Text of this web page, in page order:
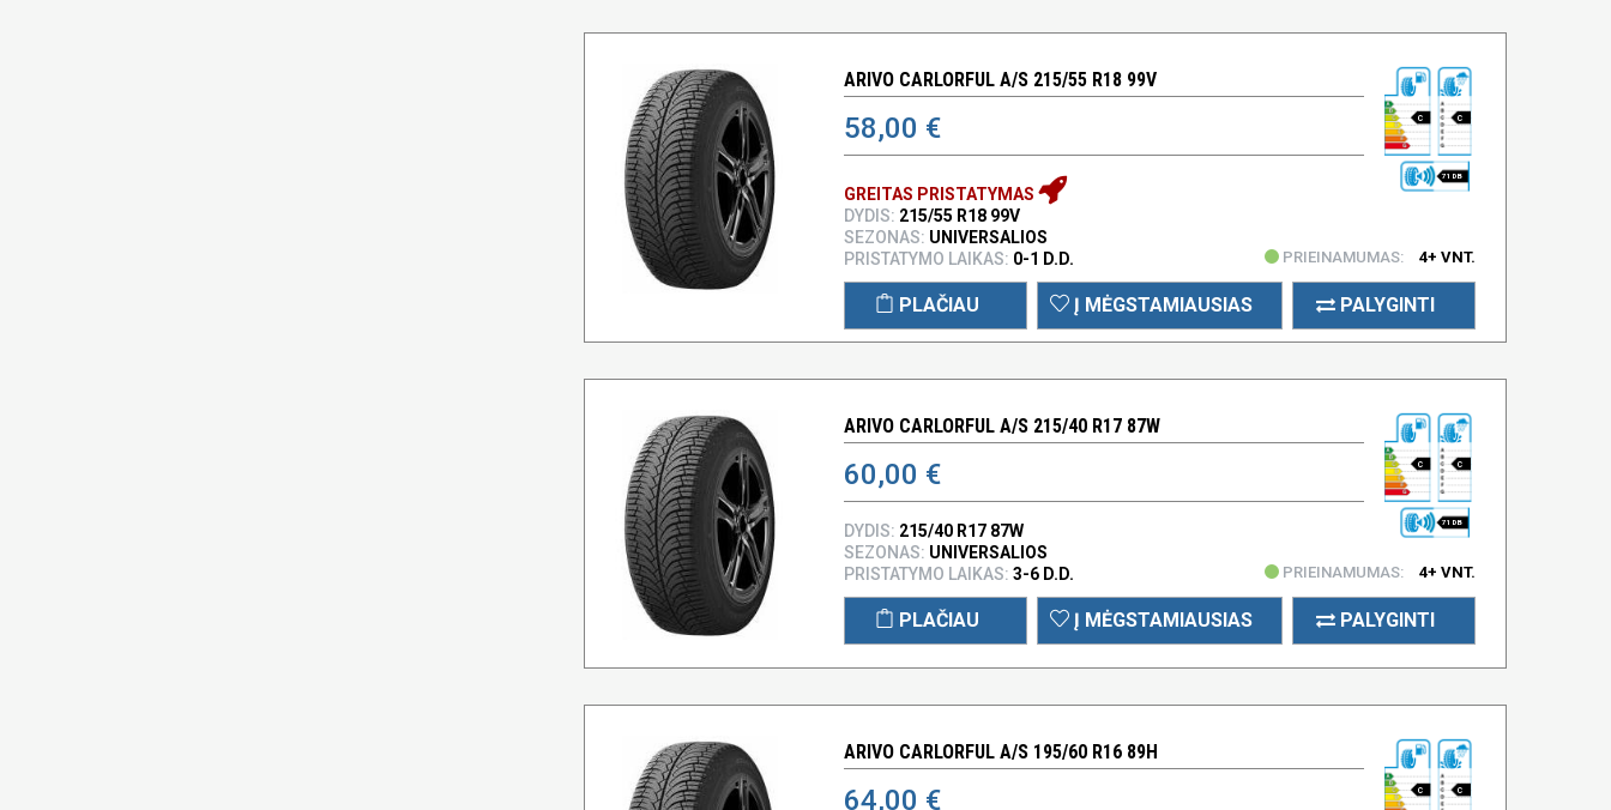
ARIVO CARLORFUL A/S 215/55 R18 99V
58,00 € C C
71 DB
GREITAS PRISTATYMAS
DYDIS: 215/55 R18 99V
SEZONAS: UNIVERSALIOS
PRISTATYMO LAIKAS: 0-1 D.D. PRIEINAMUMAS: 4+ VNT.
PLAČIAU Į MĖGSTAMIAUSIAS PALYGINTI
ARIVO CARLORFUL A/S 215/40 R17 87W
60,00 € C C
71 DB
DYDIS: 215/40 R17 87W
SEZONAS: UNIVERSALIOS
PRISTATYMO LAIKAS: 3-6 D.D. PRIEINAMUMAS: 4+ VNT.
PLAČIAU Į MĖGSTAMIAUSIAS PALYGINTI
ARIVO CARLORFUL A/S 195/60 R16 89H
64,00 € C C